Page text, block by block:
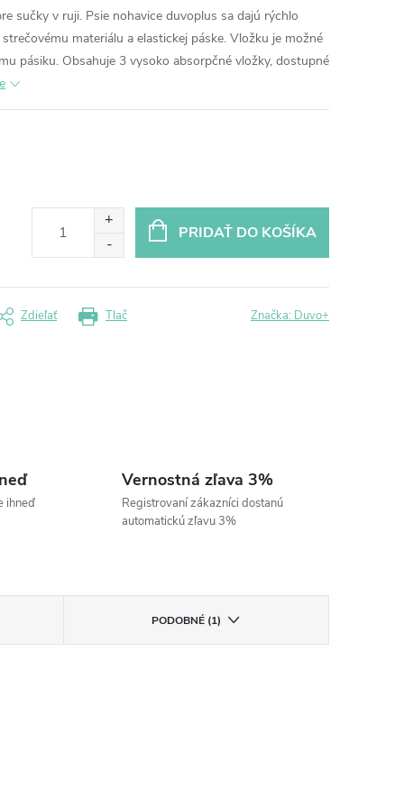
sučky v ruji. Psie nohavice duvoplus sa dajú rýchlo
materiálu a elastickej páske. Vložku je možné
pásiku. Obsahuje 3 vysoko absorpčné vložky, dostupné
PRIDAŤ DO KOŠÍKA
Tlač
Zdieľať Značka: Duvo+
ihneď
Vernostná zľava 3%
Registrovaní zákazníci dostanú
automatickú zľavu 3%
PODOBNÉ (1)